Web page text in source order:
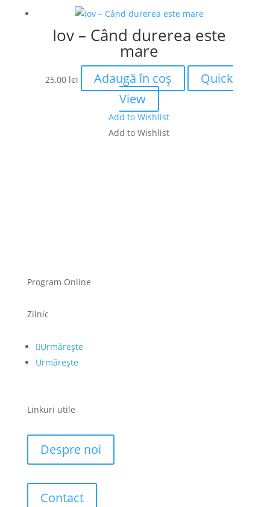
Iov – Când durerea este
mare
25,00 lei Adaugă în coș
Quick
View
Add to Wishlist
Add to Wishlist
Program Online
Zilnic
Urmărește
Urmărește
Linkuri utile
Despre noi
Contact